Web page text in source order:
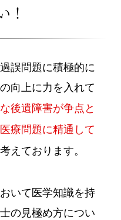
！
誤問題に積極的に
向上に力を入れて
後遺障害が争点と
療問題に精通して
えております。
いて医学知識を持
の見極め方につい